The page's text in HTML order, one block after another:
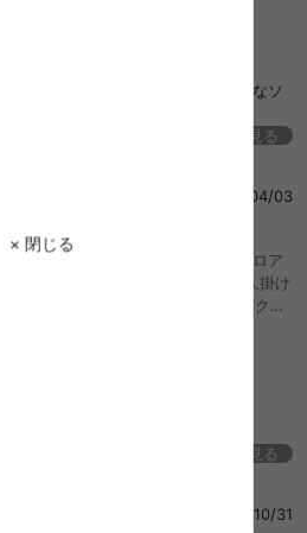
× 閉じる
在感がありすぎるので、シンプルなソ
転がれて便利です！
続きを見る
2026/04/03
ソファ ソファベッド ローソファ フロア
リクライニングソファ 1人掛け 一人掛け
1人用 1P 折りたたみ ワイド コンパクト
商品！！
ました！ 続きを見る
2025/10/31